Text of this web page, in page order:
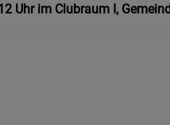
Uhr im Clubraum I,